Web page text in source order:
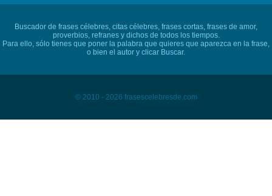
Buscador de frases célebres, citas célebres, frases cortas, frases de amor,
proverbios, refranes y dichos de todos los tiempos.
Para ello, sólo tienes que poner la palabra que quieres que aparezca en la frase,
o bien el autor y clicar Buscar.
© 2010 - 2026 frasescelebresde.com